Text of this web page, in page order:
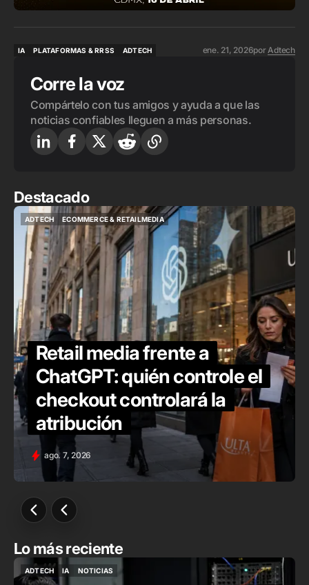
IA
PLATAFORMAS & RRSS
ADTECH
ene. 21, 2026por Adtech
Corre la voz
Compártelo con tus amigos y ayuda a que las
noticias confiables lleguen a más personas.
Destacado
ADTECH
ADTECH
ECOMMERCE & RETAILMEDIA
ECOMMERCE & RETAILMEDIA
Retail media frente a
ChatGPT: quién controle el
checkout controlará la
atribución
ago. 7, 2026
Lo más reciente
ADTECH
ADTECH
IA
NOTICIAS